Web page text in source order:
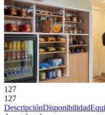
127
127
DescripciónDisponibilidad